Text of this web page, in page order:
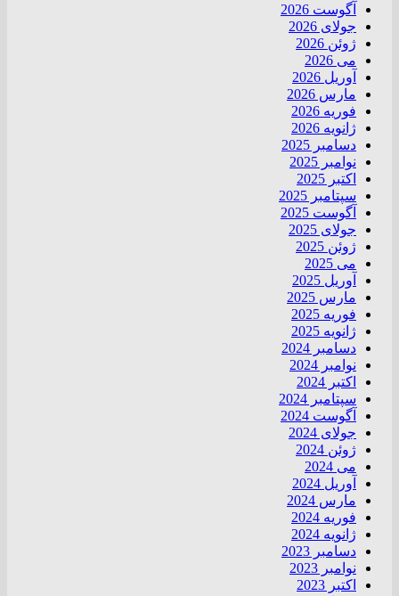
آگوست 2026
جولای 2026
ژوئن 2026
می 2026
آوریل 2026
مارس 2026
فوریه 2026
ژانویه 2026
دسامبر 2025
نوامبر 2025
اکتبر 2025
سپتامبر 2025
آگوست 2025
جولای 2025
ژوئن 2025
می 2025
آوریل 2025
مارس 2025
فوریه 2025
ژانویه 2025
دسامبر 2024
نوامبر 2024
اکتبر 2024
سپتامبر 2024
آگوست 2024
جولای 2024
ژوئن 2024
می 2024
آوریل 2024
مارس 2024
فوریه 2024
ژانویه 2024
دسامبر 2023
نوامبر 2023
اکتبر 2023